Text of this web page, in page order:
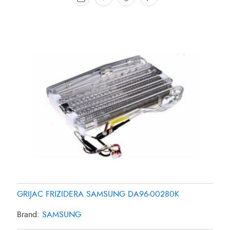
GRIJAC FRIZIDERA SAMSUNG DA96-00280K
Brand: SAMSUNG